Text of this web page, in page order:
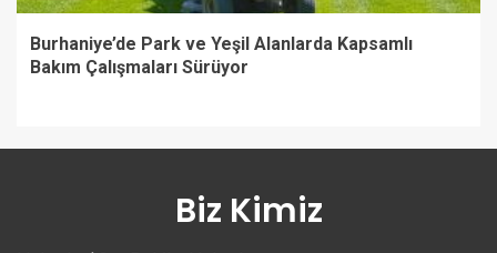
Burhaniye’de Park ve Yeşil Alanlarda Kapsamlı
Bakım Çalışmaları Sürüyor
Biz Kimiz